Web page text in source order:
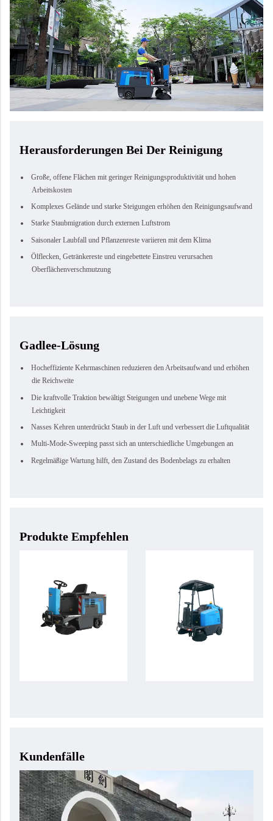
Herausforderungen Bei Der Reinigung
Große, offene Flächen mit geringer Reinigungsproduktivität und hohen
Arbeitskosten
Komplexes Gelände und starke Steigungen erhöhen den Reinigungsaufwand
Starke Staubmigration durch externen Luftstrom
Saisonaler Laubfall und Pflanzenreste variieren mit dem Klima
Ölflecken, Getränkereste und eingebettete Einstreu verursachen
Oberflächenverschmutzung
Gadlee-Lösung
Hocheffiziente Kehrmaschinen reduzieren den Arbeitsaufwand und erhöhen
die Reichweite
Die kraftvolle Traktion bewältigt Steigungen und unebene Wege mit
Leichtigkeit
Nasses Kehren unterdrückt Staub in der Luft und verbessert die Luftqualität
Multi-Mode-Sweeping passt sich an unterschiedliche Umgebungen an
Regelmäßige Wartung hilft, den Zustand des Bodenbelags zu erhalten
Produkte Empfehlen
Kundenfälle